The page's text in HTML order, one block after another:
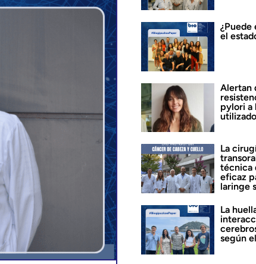
¿Puede
el
Alertan
pylori a
La
técnica
eficaz
laringe
La
según